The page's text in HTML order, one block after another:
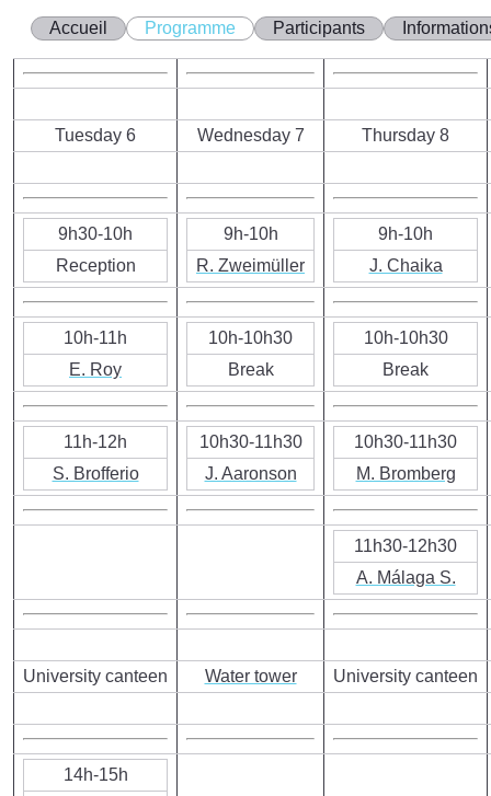
Accueil Programme Participants
Tuesday 6 Wednesday 7 Thursday 8
9h30-10h
Reception
9h-10h
R. Zweimüller
9h-10h
J. Chaika
10h-11h
E. Roy
10h-10h30
Break
10h-10h30
Break
11h-12h
S. Brofferio
10h30-11h30
J. Aaronson
10h30-11h30
M. Bromberg
11h30-12h30
A. Málaga S.
University canteen Water tower University canteen
14h-15h